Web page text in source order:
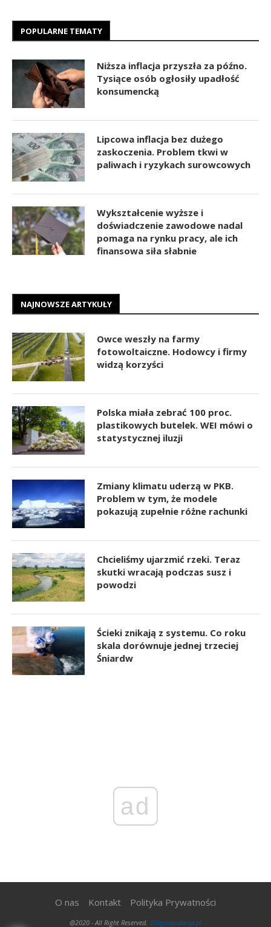
POPULARNE TEMATY
Niższa inflacja przyszła za późno.
Tysiące osób ogłosiły upadłość
konsumencką
Lipcowa inflacja bez dużego
zaskoczenia. Problem tkwi w
paliwach i ryzykach surowcowych
Wykształcenie wyższe i
doświadczenie zawodowe nadal
pomaga na rynku pracy, ale ich
finansowa siła słabnie
NAJNOWSZE ARTYKUŁY
Owce weszły na farmy
fotowoltaiczne. Hodowcy i firmy
widzą korzyści
Polska miała zebrać 100 proc.
plastikowych butelek. WEI mówi o
statystycznej iluzji
Zmiany klimatu uderzą w PKB.
Problem w tym, że modele
pokazują zupełnie różne rachunki
Chcieliśmy ujarzmić rzeki. Teraz
skutki wracają podczas susz i
powodzi
Ścieki znikają z systemu. Co roku
skala dorównuje jednej trzeciej
Śniardw
ad
O nas Kontakt Polityka Prywatności
@2020 - All Right Reserved. 300gospodarka.pl